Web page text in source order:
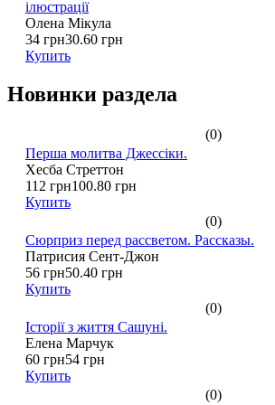
ілюстрації
Олена Мікула
34 грн30.60 грн
Купить
Новинки раздела
(0)
Перша молитва Джессіки.
Хесба Стреттон
112 грн100.80 грн
Купить
(0)
Сюрприз перед рассветом. Рассказы.
Патрисия Сент-Джон
56 грн50.40 грн
Купить
(0)
Історії з життя Сашуні.
Елена Марчук
60 грн54 грн
Купить
(0)